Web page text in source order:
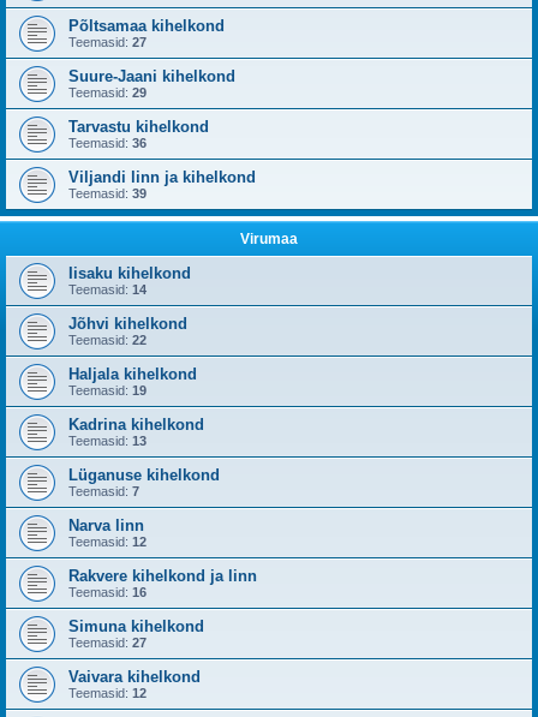
Põltsamaa kihelkond
Teemasid: 27
Suure-Jaani kihelkond
Teemasid: 29
Tarvastu kihelkond
Teemasid: 36
Viljandi linn ja kihelkond
Teemasid: 39
Virumaa
Iisaku kihelkond
Teemasid: 14
Jõhvi kihelkond
Teemasid: 22
Haljala kihelkond
Teemasid: 19
Kadrina kihelkond
Teemasid: 13
Lüganuse kihelkond
Teemasid: 7
Narva linn
Teemasid: 12
Rakvere kihelkond ja linn
Teemasid: 16
Simuna kihelkond
Teemasid: 27
Vaivara kihelkond
Teemasid: 12